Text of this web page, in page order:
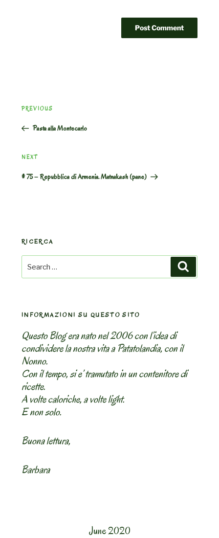
navigation
Previous
PREVIOUS
Pasta alla Montecarlo
Next
NEXT
# 75 – Repubblica di Armenia. Matnakash (pane)
RICERCA
Search
for:
INFORMAZIONI SU QUESTO SITO
Questo Blog era nato nel 2006 con l’idea di
condividere la nostra vita a Patatolandia, con il
Nonno.
Con il tempo, si e’ tramutato in un contenitore di
ricette.
A volte caloriche, a volte light.
E non solo.
Buona lettura,
Barbara
June 2020